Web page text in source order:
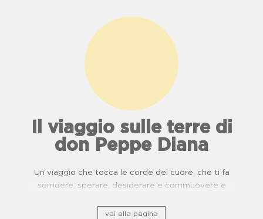
Il viaggio sulle terre di
don Peppe Diana
Un viaggio che tocca le corde del cuore, che ti fa
sorridere, sperare, desiderare e commuovere e
di usanze, cucina e buone pratiche.
vai alla pagina